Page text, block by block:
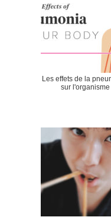
Les effets de la
sur l'organisme